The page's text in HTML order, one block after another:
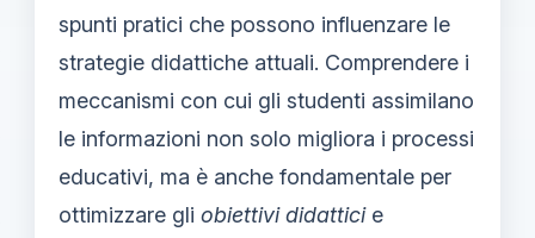
spunti pratici che possono influenzare le
strategie didattiche attuali. Comprendere i
meccanismi con cui gli studenti assimilano
le informazioni non solo migliora i processi
educativi, ma è anche fondamentale per
ottimizzare gli obiettivi didatticie